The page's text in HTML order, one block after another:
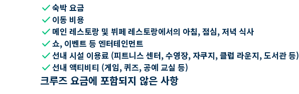
check숙박 요금
check 이동 비용
check 메인 레스토랑 및 뷔페 레스토랑에서의 아침, 점심, 저녁 식사
check쇼, 이벤트 등 엔터테인먼트
check선내 시설 이용료 (피트니스 센터, 수영장, 자쿠지, 클럽 라운지, 도서관 등)
check선내 액티비티 (게임, 퀴즈, 공예 교실 등)
크루즈 요금에 포함되지 않은 사항